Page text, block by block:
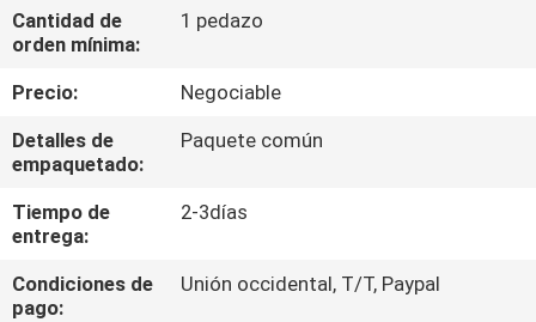
POR
FÁBRICA
CONTROL
DE
CALIDAD
Cantidad de
orden mínima:
1 pedazo
Precio:
Negociable
Detalles de
empaquetado:
Paquete común
Tiempo de
entrega:
2-3días
Condiciones de
pago:
Unión occidental, T/T, Paypal